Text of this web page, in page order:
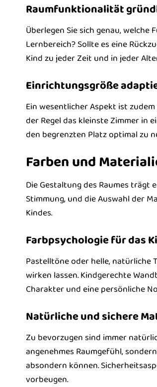
Raumfunktionalität
Überlegen Sie sich genau,
Lernbereich? Sollte es eine
Kind zu jeder Zeit und in jeder
Einrichtungsgröße
Ein wesentlicher Aspekt ist
der Regel das kleinste Zimmer in
den begrenzten Platz optimal zu
Farben und
Die Gestaltung des Raumes trägt
Stimmung, und die Auswahl der
Kindes.
Farbpsychologie für das
Pastelltöne oder helle, natürliche
wirken lassen. Kindgerechte
Charakter und eine persönliche
Natürliche und sichere
Zu bevorzugen sind immer
angenehmes Raumgefühl,
absondern können.
vorbeugen.